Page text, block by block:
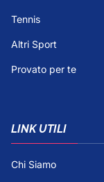
Tennis
Altri Sport
Provato per te
LINK UTILI
Chi Siamo